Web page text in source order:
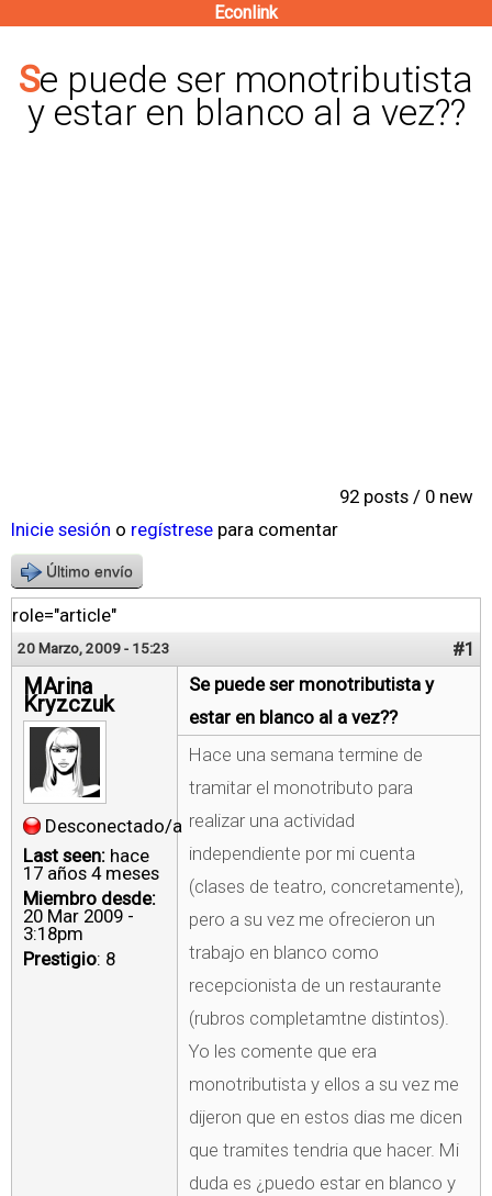
contenido
principal
Econlink
Se puede ser monotributista
y estar en blanco al a vez??
92 posts / 0 new
Inicie sesión o regístrese para comentar
Último envío
role="article"
20 Marzo, 2009 - 15:23 #1
MArina
Kryzczuk
Desconectado/a
Last seen: hace
17 años 4 meses
Miembro desde:
20 Mar 2009 -
3:18pm
Prestigio: 8
Se puede ser monotributista y
estar en blanco al a vez??
Hace una semana termine de
tramitar el monotributo para
realizar una actividad
independiente por mi cuenta
(clases de teatro, concretamente),
pero a su vez me ofrecieron un
trabajo en blanco como
recepcionista de un restaurante
(rubros completamtne distintos).
Yo les comente que era
monotributista y ellos a su vez me
dijeron que en estos dias me dicen
que tramites tendria que hacer. Mi
duda es ¿puedo estar en blanco y